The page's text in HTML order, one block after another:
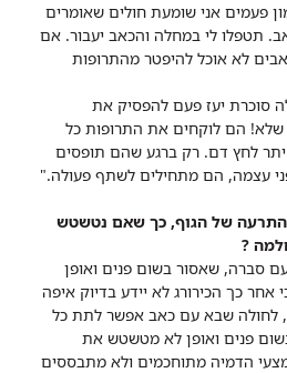
פעמים אני שומעת חולים שאומרים
תטפלו לי במחלה והכאב יעבור. אם
לא אוכל להיפטר מהתרופות
סוכרת יעז פעם להפסיק את
שלא! הם לוקחים את התרופות כל
יתר לחץ דם. רק ברגע שהם תופסים
עצמה, הם מתחילים לשתף פעולה."
התרעה של הגוף, כך שאם נטשטש
?
סברה, שאסור בשום פנים ואופן
כך הכירורג לא יידע בדיוק איפה
לחולה שבא עם כאב אפשר לתת כל
פנים ואופן לא מטשטש את
הדמיה מתוחכמים ולא מתבססים